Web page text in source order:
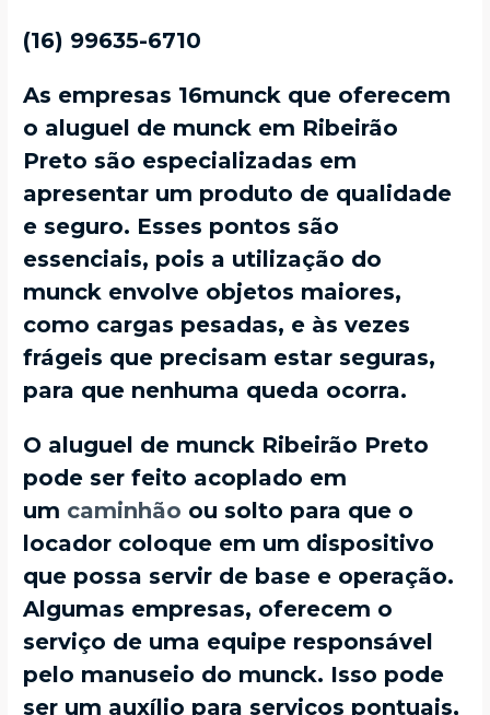
(16) 99635-6710
As empresas 16munck que oferecem
o aluguel de munck em Ribeirão
Preto são especializadas em
apresentar um produto de qualidade
e seguro. Esses pontos são
essenciais, pois a utilização do
munck envolve objetos maiores,
como cargas pesadas, e às vezes
frágeis que precisam estar seguras,
para que nenhuma queda ocorra.
O aluguel de munck Ribeirão Preto
pode ser feito acoplado em
um caminhão ou solto para que o
locador coloque em um dispositivo
que possa servir de base e operação.
Algumas empresas, oferecem o
serviço de uma equipe responsável
pelo manuseio do munck. Isso pode
ser um auxílio para serviços pontuais,